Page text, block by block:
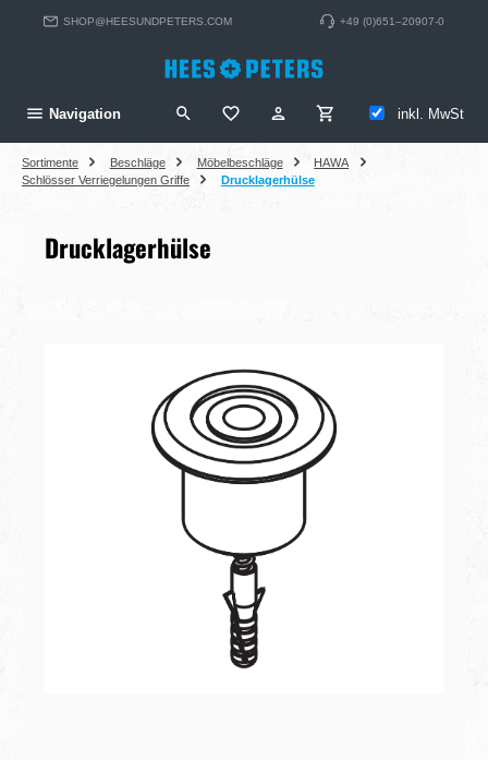
springenSHOP@HEESUNDPETERS.COM +49 (0)651–20907-0
Navigation Du hast 0 Produkte auf deminkl. MwSt
Sortimente Beschläge Möbelbeschläge
HAWA
Schlösser Verriegelungen Griffe
Drucklagerhülse
Drucklagerhülse